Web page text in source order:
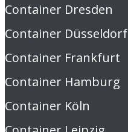
Container Dresden
Container Düsseldorf
Container Frankfurt
Container Hamburg
Container Köln